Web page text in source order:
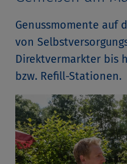
Genussmomente auf
von
Direktvermarkter bis
bzw. Refill-Stationen.